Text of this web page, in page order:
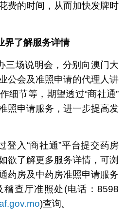
费的时间，从而加快发牌时
界了解服务详情
三场说明会，分别向澳门大
公会及准照申请的代理人讲
细节等，期望透过“商社通”
照申请服务，进一步提高发
登入“商社通”平台提交药房
欲了解更多服务详情，可浏
药房及中药房准照申请服务
稽查厅准照处(电话：8598
)查询。